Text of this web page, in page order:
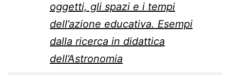
oggetti, gli spazi e i tempi
dell’azione educativa. Esempi
dalla ricerca in didattica
dell’Astronomia